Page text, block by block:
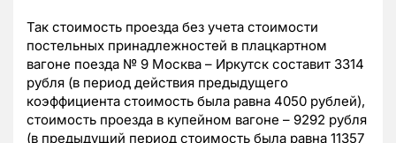
Так стоимость проезда без учета стоимости
постельных принадлежностей в плацкартном
вагоне поезда № 9 Москва – Иркутск составит 3314
рубля (в период действия предыдущего
коэффициента стоимость была равна 4050 рублей),
стоимость проезда в купейном вагоне – 9292 рубля
(в предыдущий период стоимость была равна 11357